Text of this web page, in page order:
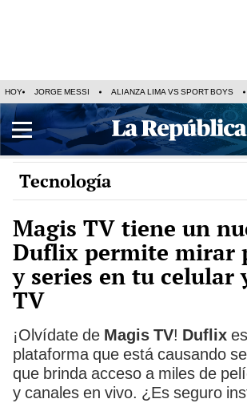
HOY JORGE MESSI ALIANZA LIMA VS SPORT BOYS
Tecnología
Magis TV tiene un
Duflix permite mirar
y series en tu celular
TV
¡Olvídate de Magis TV! Duflix
plataforma que está causando
que brinda acceso a miles de
y canales en vivo. ¿Es seguro